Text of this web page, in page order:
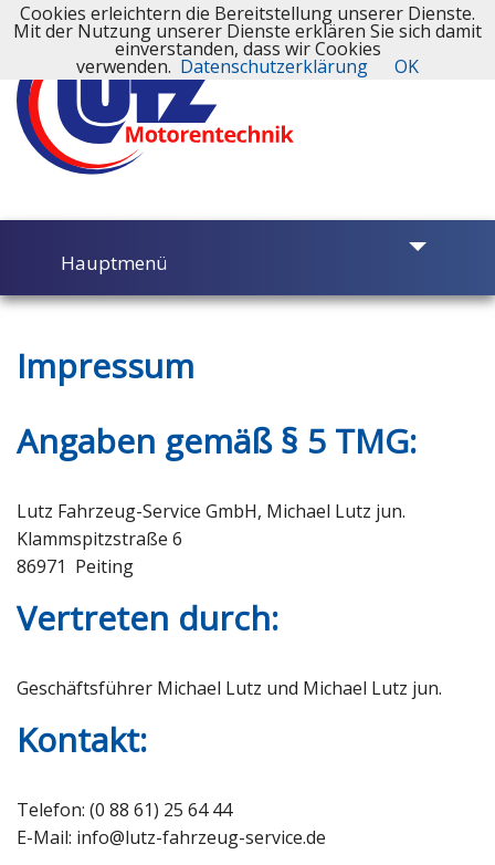
Hauptmenü
Motorinstandsetzung
Werkstatt
Ersatzteile & Service
Impressum
Angaben gemäß § 5 TMG:
Lutz Fahrzeug-Service GmbH, Michael Lutz jun.
Klammspitzstraße 6
86971 Peiting
Vertreten durch:
Geschäftsführer Michael Lutz und Michael Lutz jun.
Kontakt:
Telefon: (0 88 61) 25 64 44
E-Mail: info@lutz-fahrzeug-service.de
Cookies erleichtern die Bereitstellung unserer Dienste.
Mit der Nutzung unserer Dienste erklären Sie sich damit
einverstanden, dass wir Cookies
verwenden. Datenschutzerklärung OK